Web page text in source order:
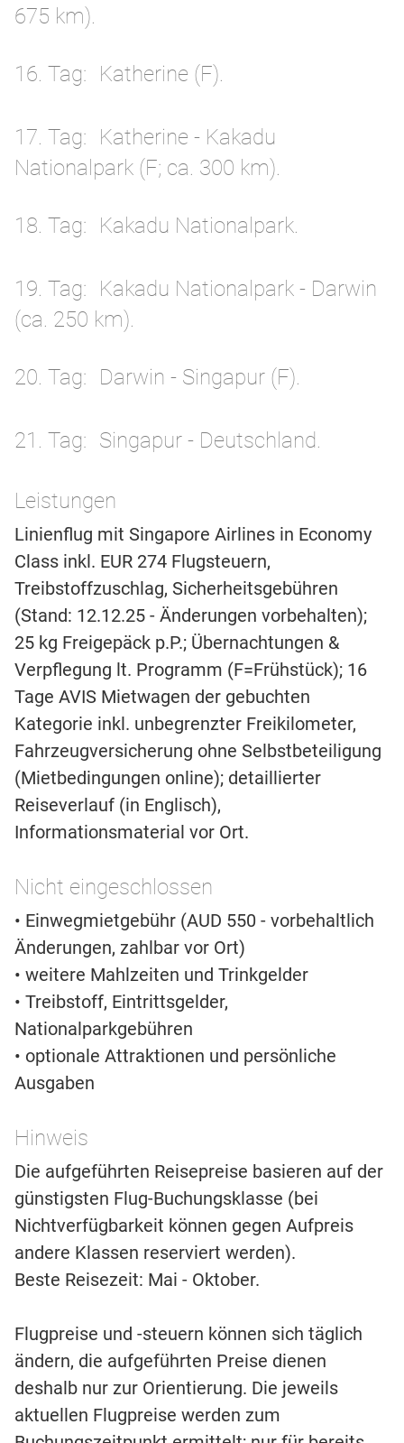
675 km).
16. Tag Katherine (F).
17. Tag
Katherine - Kakadu
Nationalpark (F; ca. 300 km).
18. Tag Kakadu Nationalpark.
19. Tag
Kakadu Nationalpark - Darwin
(ca. 250 km).
20. Tag Darwin - Singapur (F).
21. Tag Singapur - Deutschland.
Leistungen
Linienflug mit Singapore Airlines in Economy
Class inkl. EUR 274 Flugsteuern,
Treibstoffzuschlag, Sicherheitsgebühren
(Stand: 12.12.25 - Änderungen vorbehalten);
25 kg Freigepäck p.P.; Übernachtungen &
Verpflegung lt. Programm (F=Frühstück); 16
Tage AVIS Mietwagen der gebuchten
Kategorie inkl. unbegrenzter Freikilometer,
Fahrzeugversicherung ohne Selbstbeteiligung
(Mietbedingungen online); detaillierter
Reiseverlauf (in Englisch),
Informationsmaterial vor Ort.
Nicht eingeschlossen
• Einwegmietgebühr (AUD 550 - vorbehaltlich
Änderungen, zahlbar vor Ort)
• weitere Mahlzeiten und Trinkgelder
• Treibstoff, Eintrittsgelder,
Nationalparkgebühren
• optionale Attraktionen und persönliche
Ausgaben
Hinweis
Die aufgeführten Reisepreise basieren auf der
günstigsten Flug-Buchungsklasse (bei
Nichtverfügbarkeit können gegen Aufpreis
andere Klassen reserviert werden).
Beste Reisezeit: Mai - Oktober.
Flugpreise und -steuern können sich täglich
ändern, die aufgeführten Preise dienen
deshalb nur zur Orientierung. Die jeweils
aktuellen Flugpreise werden zum